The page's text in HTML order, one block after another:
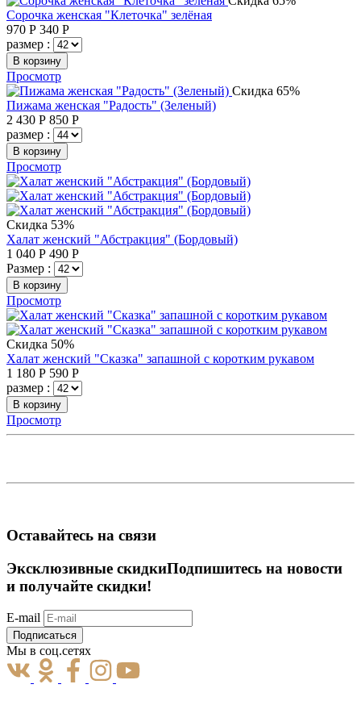
Сорочка женская "Клеточка" зелёная
970 Р 340 Р
размер :
В корзину
Просмотр
Скидка 65%
Пижама женская "Радость" (Зеленый)
2 430 Р 850 Р
размер :
В корзину
Просмотр
Скидка 53%
Халат женский "Абстракция" (Бордовый)
1 040 Р 490 Р
Размер :
В корзину
Просмотр
Скидка 50%
Халат женский "Сказка" запашной с коротким рукавом
1 180 Р 590 Р
размер :
В корзину
Просмотр
Оставайтесь на связи
Эксклюзивные скидкиПодпишитесь на новости
и получайте скидки!
E-mail
Подписаться
Мы в соц.сетях